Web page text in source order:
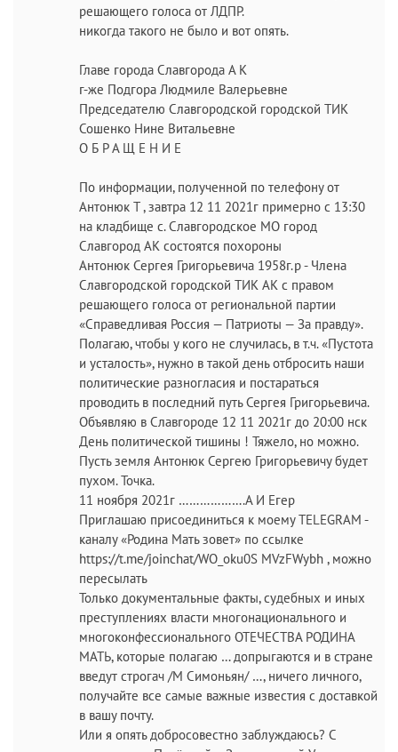
решающего голоса от ЛДПР.
никогда такого не было и вот опять.
Главе города Славгорода А К
г-же Подгора Людмиле Валерьевне
Председателю Славгородской городской ТИК
Сошенко Нине Витальевне
О Б Р А Щ Е Н И Е
По информации, полученной по телефону от
Антонюк Т , завтра 12 11 2021г примерно с 13:30
на кладбище с. Славгородское МО город
Славгород АК состоятся похороны
Антонюк Сергея Григорьевича 1958г.р - Члена
Славгородской городской ТИК АК с правом
решающего голоса от региональной партии
«Справедливая Россия — Патриоты — За правду».
Полагаю, чтобы у кого не случилась, в т.ч. «Пустота
и усталость», нужно в такой день отбросить наши
политические разногласия и постараться
проводить в последний путь Сергея Григорьевича.
Объявляю в Славгороде 12 11 2021г до 20:00 нск
День политической тишины ! Тяжело, но можно.
Пусть земля Антонюк Сергею Григорьевичу будет
пухом. Точка.
11 ноября 2021г ……………….А И Егер
Приглашаю присоединиться к моему TELEGRAM -
каналу «Родина Мать зовет» по ссылке
https://t.me/joinchat/WO_oku0S MVzFWybh , можно
пересылать
Только документальные факты, судебных и иных
преступлениях власти многонационального и
многоконфессионального ОТЕЧЕСТВА РОДИНА
МАТЬ, которые полагаю … допрыгаются и в стране
введут строгач /М Симоньян/ …, ничего личного,
получайте все самые важные известия с доставкой
в вашу почту.
Или я опять добросовестно заблуждаюсь? С